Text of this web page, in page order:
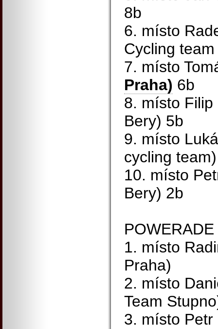
8b
6. místo
Cycling
7. místo
Praha) 6b
8. místo Filip
Bery) 5b
9. místo
cycling
10. místo
Bery) 2b
1. místo
Praha)
2. místo
Team
3. místo